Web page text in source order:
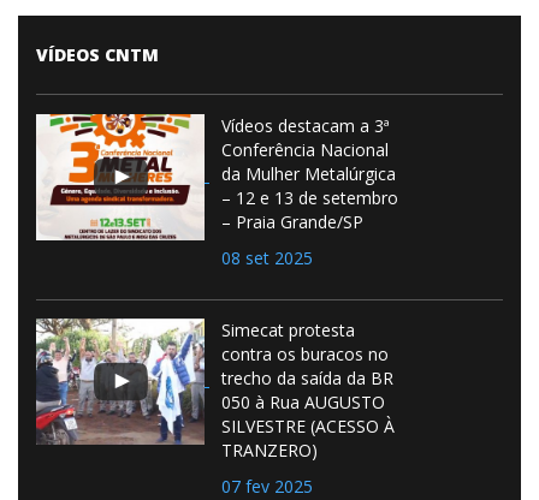
VÍDEOS CNTM
Vídeos destacam a 3ª
Conferência Nacional
da Mulher Metalúrgica
– 12 e 13 de setembro
– Praia Grande/SP
08 set 2025
Simecat protesta
contra os buracos no
trecho da saída da BR
050 à Rua AUGUSTO
SILVESTRE (ACESSO À
TRANZERO)
07 fev 2025